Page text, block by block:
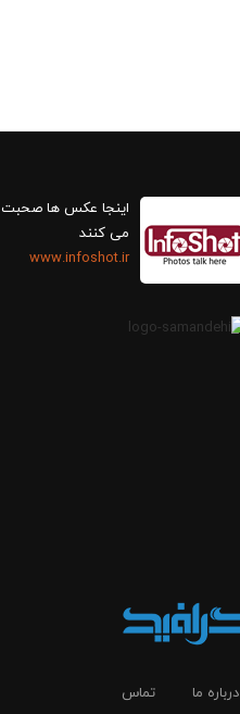
اینجا عکس ها صحبت
می کنند
www.infoshot.ir
درباره ما تماس